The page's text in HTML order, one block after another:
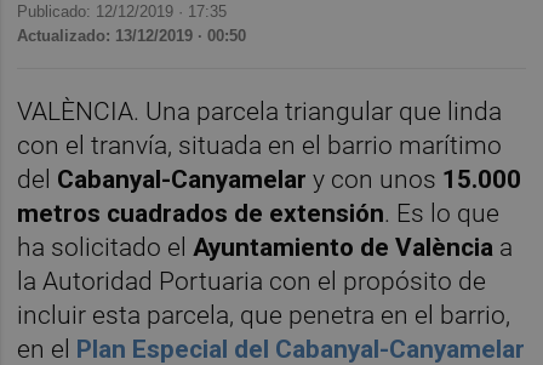
Publicado: 12/12/2019 · 17:35
Actualizado: 13/12/2019 · 00:50
VALÈNCIA. Una parcela triangular que linda
con el tranvía, situada en el barrio marítimo
del Cabanyal-Canyamelary con unos 15.000
metros cuadrados de extensión. Es lo que
ha solicitado el Ayuntamiento de València a
la Autoridad Portuaria con el propósito de
incluir esta parcela, que penetra en el barrio,
en el Plan Especial del Cabanyal-Canyamelar